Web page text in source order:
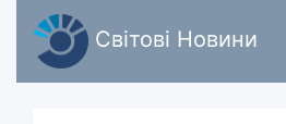
Світові Новини